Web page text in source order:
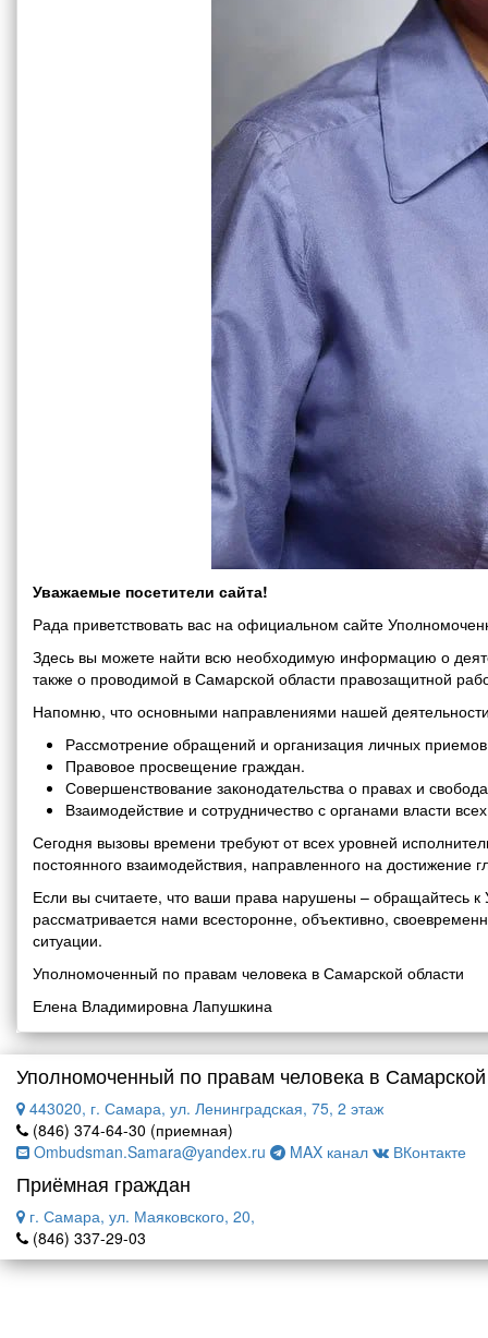
Уважаемые посетители сайта!
Рада приветствовать вас на официальном сайте
Здесь вы можете найти всю необходимую информацию о
также о проводимой в Самарской области правозащитной
Напомню, что основными направлениями нашей
Рассмотрение обращений и организация личных
Правовое просвещение граждан.
Совершенствование законодательства о правах и
Взаимодействие и сотрудничество с органами власти
Сегодня вызовы времени требуют от всех уровней
постоянного взаимодействия, направленного на
Если вы считаете, что ваши права нарушены – обращайтесь
рассматривается нами всесторонне, объективно,
ситуации.
Уполномоченный по правам человека в Самарской области
Елена Владимировна Лапушкина
Уполномоченный по правам человека в
443020, г. Самара, ул. Ленинградская, 75, 2 этаж
(846) 374-64-30 (приемная)
Ombudsman.Samara@yandex.ru
MAX канал ВКонтакте
Приёмная граждан
г. Самара, ул. Маяковского, 20,
(846) 337-29-03